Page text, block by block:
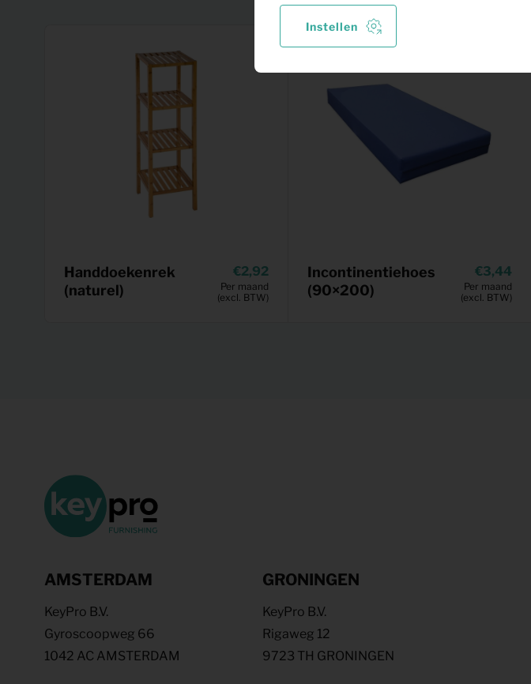
Handdoekenrek
(naturel)
2,92
Per maand
(excl. BTW)
Incontinentiehoes
(90×200)
3,44
Per maand
(excl. BTW)
AMSTERDAM
KeyPro B.V.
Gyroscoopweg 66
1042 AC AMSTERDAM
GRONINGEN
KeyPro B.V.
Rigaweg 12
9723 TH GRONINGEN
Instellen